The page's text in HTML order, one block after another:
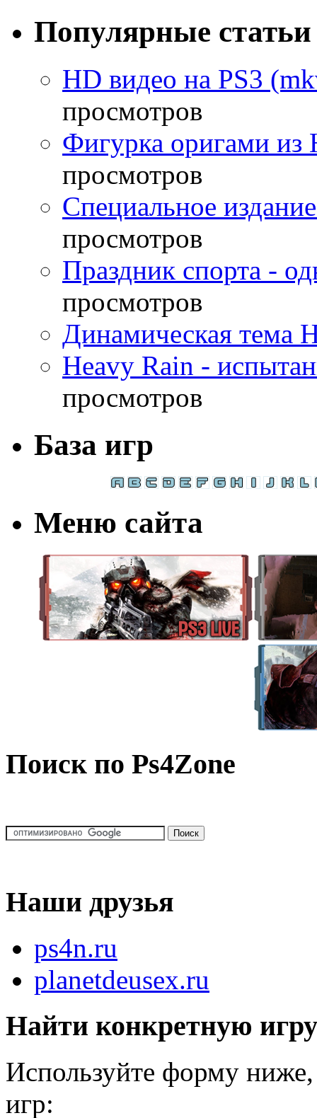
Популярные статьи
HD видео на PS3
просмотров
Фигурка оригами из
просмотров
Специальное
просмотров
Праздник спорта -
просмотров
Динамическая тема
Heavy Rain -
просмотров
База игр
Меню сайта
Поиск по Ps4Zone
Наши друзья
ps4n.ru
planetdeusex.ru
Найти конкретную
Используйте форму
игр: